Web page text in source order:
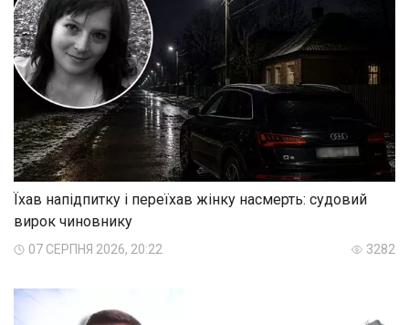
Їхав напідпитку і переїхав жінку насмерть: судовий
вирок чиновнику
07 СЕРПНЯ 2026, 20:22 3282